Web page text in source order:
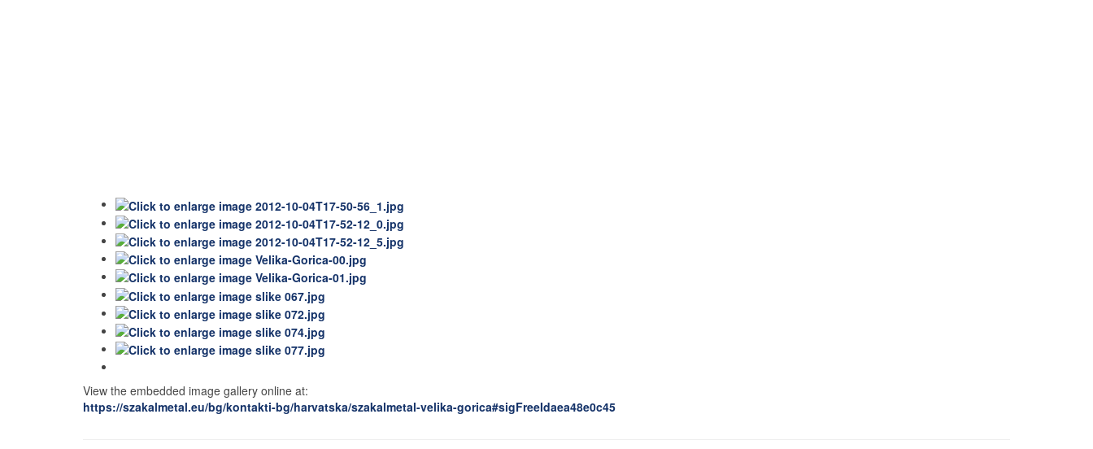
View the embedded image gallery online at:
https://szakalmetal.eu/bg/kontakti-bg/harvatska/szakalmetal-velika-gorica#sigFreeIdaea48e0c45